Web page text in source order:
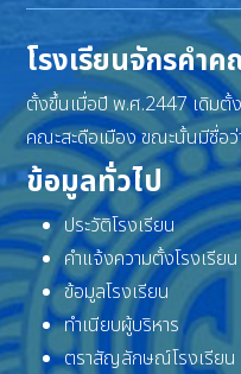
โรงเรียนจักรคำ
ตั้งขึ้นเมื่อปี พ.ศ.2447 เดิม
คณะสะดือเมือง ขณะนั้นมีชื่อ
ข้อมูลทั่วไป
ประวัติโรงเรียน
คำแจ้งความตั้งโรงเรียน
ข้อมูลโรงเรียน
ทำเนียบผู้บริหาร
ตราสัญลักษณ์โรงเรียน